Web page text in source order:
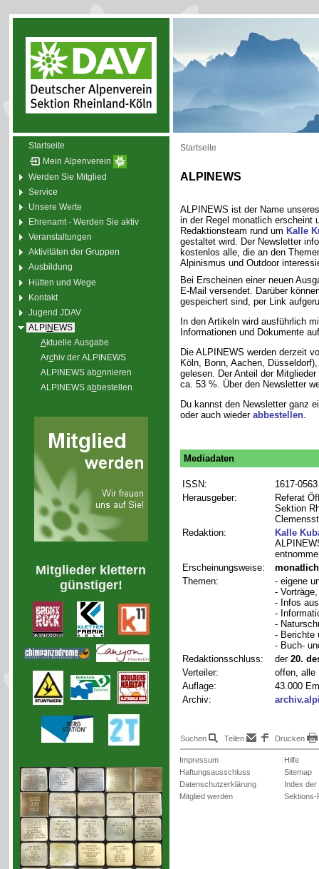
Startseite
Mein Alpenverein
Werden Sie Mitglied
Service
Unsere Werte
Ehrenamt - Werden Sie aktiv
Veranstaltungen
Aktivitäten der Gruppen
Ausbildung
Hütten und Wege
Kontakt
Jugend JDAV
ALPINEWS
Aktuelle Ausgabe
Archiv der ALPINEWS
ALPINEWS abonnieren
ALPINEWS abbestellen
Mitglieder klettern
günstiger!
Startseite
ALPINEWS
ALPINEWS ist der Name
in der Regel monatlich erscheint
Redaktionsteam rund um Kalle
gestaltet wird. Der Newsletter
kostenlos alle, die an den
Alpinismus und Outdoor
Bei Erscheinen einer neuen
E-Mail versendet. Darüber
gespeichert sind, per Link
In den Artikeln wird ausführlich
Informationen und Dokumente
Die ALPINEWS werden derzeit
Köln, Bonn, Aachen,
gelesen. Der Anteil der
ca. 53 %. Über den Newsletter
Du kannst den Newsletter ganz
oder auch wieder abbestellen.
Mediadaten
ISSN:
1617-0563
Herausgeber:
Referat
Sektion
Redaktion:
Kalle
Erscheinungsweise:
monatlich
Themen:
- eigene
-
- Infos
-
-
- Berichte
- Buch-
Redaktionsschluss:
der 20.
Verteiler:
offen, alle
Auflage:
43.000
Archiv:
Suchen Teilen Drucken
Impressum
Haftungsausschluss
Datenschutzerklärung
Mitglied werden
Hilfe
Sitemap
Index der
Sektions-